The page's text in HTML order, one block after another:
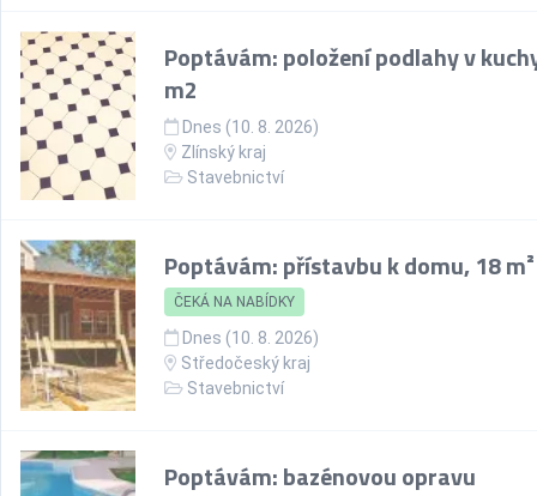
Poptávám: položení podlahy v
m2
Dnes (10. 8. 2026)
Zlínský kraj
Stavebnictví
Poptávám: přístavbu k domu, 18 m²
ČEKÁ NA NABÍDKY
Dnes (10. 8. 2026)
Středočeský kraj
Stavebnictví
Poptávám: bazénovou opravu